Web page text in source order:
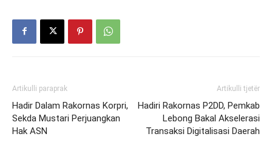
Artikulli paraprak
Hadir Dalam Rakornas Korpri,
Sekda Mustari Perjuangkan
Hak ASN
Artikulli tjetër
Hadiri Rakornas P2DD, Pemkab
Lebong Bakal Akselerasi
Transaksi Digitalisasi Daerah